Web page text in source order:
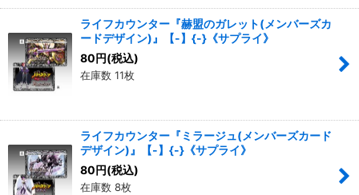
ライフカウンター『赫盟のガレット(メンバーズカ
ードデザイン)』【-】{-}《サプライ》
80円(税込)
在庫数 11枚
ライフカウンター『ミラージュ(メンバーズカード
デザイン)』【-】{-}《サプライ》
80円(税込)
在庫数 8枚